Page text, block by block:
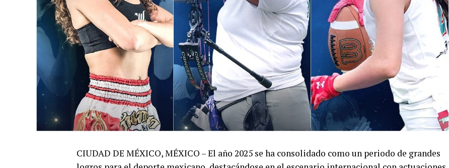
CIUDAD DE MÉXICO, MÉXICO – El año 2025 se ha consolidado como un periodo de grandes